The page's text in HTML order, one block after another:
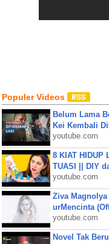
Populer Videos
Belum Lama
Kei Kembali
youtube.com
8 KIAT HIDUP
TUASI || DIY
youtube.com
Ziva
urMencinta
youtube.com
Novel Tak